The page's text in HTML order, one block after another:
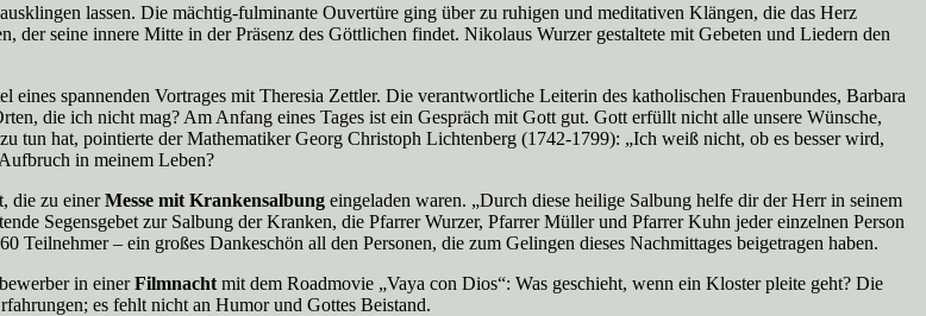
lassen. Die mächtig-fulminante Ouvertüre ging über zu ruhigen und meditativen Klängen, die das Herz
der seine innere Mitte in der Präsenz des Göttlichen findet. Nikolaus Wurzer gestaltete mit Gebeten und Liedern den
eines spannenden Vortrages mit Theresia Zettler. Die verantwortliche Leiterin des katholischen Frauenbundes, Barbara
die ich nicht mag? Am Anfang eines Tages ist ein Gespräch mit Gott gut. Gott erfüllt nicht alle unsere Wünsche,
tun hat, pointierte der Mathematiker Georg Christoph Lichtenberg (1742-1799): „Ich weiß nicht, ob es besser wird,
in meinem Leben?
die zu einerMesse mit Krankensalbung eingeladen waren. „Durch diese heilige Salbung helfe dir der Herr in seinem
Segensgebet zur Salbung der Kranken, die Pfarrer Wurzer, Pfarrer Müller und Pfarrer Kuhn jeder einzelnen Person
– ein großes Dankeschön all den Personen, die zum Gelingen dieses Nachmittages beigetragen haben.
in einerFilmnacht mit dem Roadmovie „Vaya con Dios“: Was geschieht, wenn ein Kloster pleite geht? Die
es fehlt nicht an Humor und Gottes Beistand.